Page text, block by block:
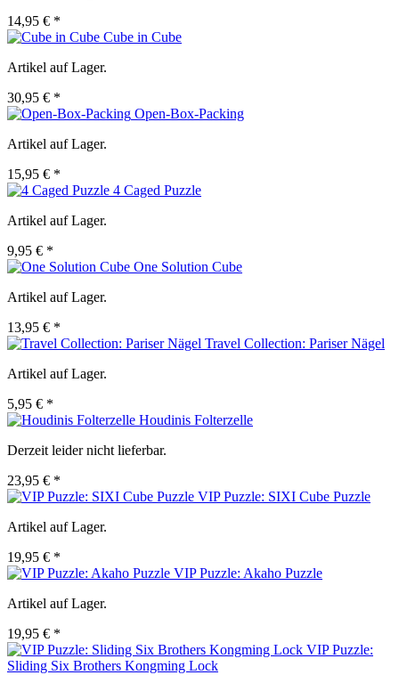
14,95 € *
Cube in Cube
Artikel auf Lager.
30,95 € *
Open-Box-Packing
Artikel auf Lager.
15,95 € *
4 Caged Puzzle
Artikel auf Lager.
9,95 € *
One Solution Cube
Artikel auf Lager.
13,95 € *
Travel Collection: Pariser Nägel
Artikel auf Lager.
5,95 € *
Houdinis Folterzelle
Derzeit leider nicht lieferbar.
23,95 € *
VIP Puzzle: SIXI Cube Puzzle
Artikel auf Lager.
19,95 € *
VIP Puzzle: Akaho Puzzle
Artikel auf Lager.
19,95 € *
VIP Puzzle:
Sliding Six Brothers Kongming Lock